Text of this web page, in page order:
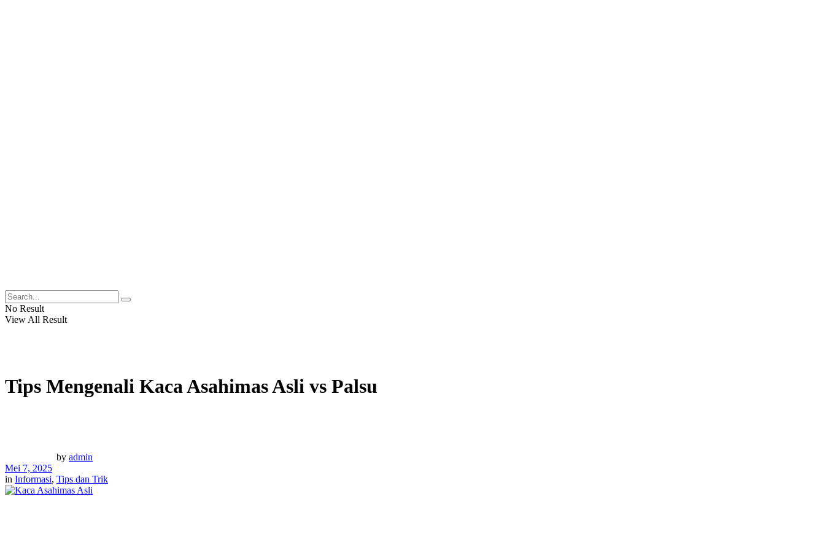
No Result
View All Result
Tips Mengenali Kaca Asahimas Asli vs Palsu
by admin
Mei 7, 2025
in Informasi, Tips dan Trik